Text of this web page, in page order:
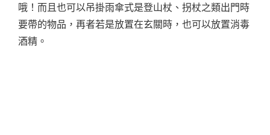
哦！而且也可以吊掛雨傘式是登山杖、拐杖之類出門時
要帶的物品，再者若是放置在玄關時，也可以放置消毒
酒精。